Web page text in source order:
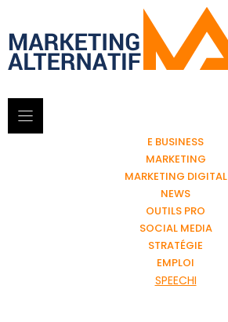
E BUSINESS
MARKETING
MARKETING DIGITAL
NEWS
OUTILS PRO
SOCIAL MEDIA
STRATÉGIE
EMPLOI
SPEECHI